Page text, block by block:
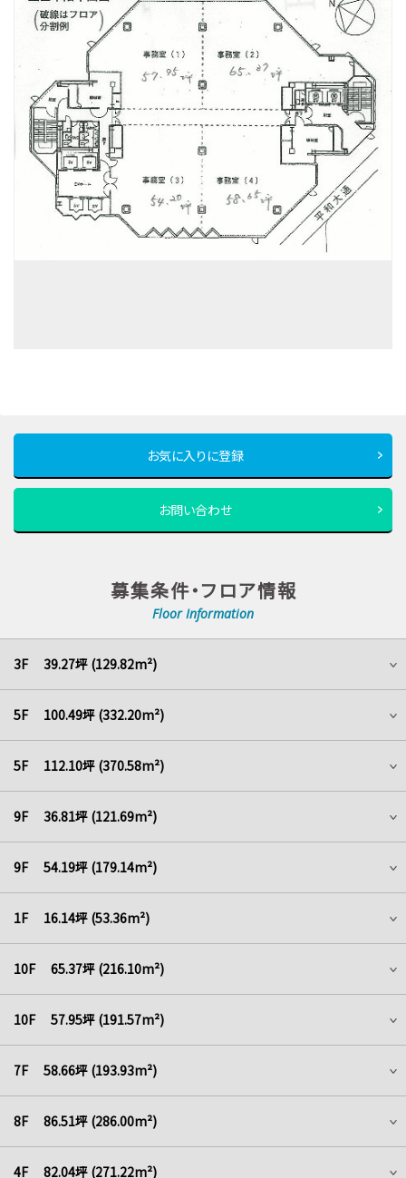
お気に入りに登録
お問い合わせ
募集条件・フロア情報
Floor Information
3F 39.27坪 (129.82m²)
5F 100.49坪 (332.20m²)
5F 112.10坪 (370.58m²)
9F 36.81坪 (121.69m²)
9F 54.19坪 (179.14m²)
1F 16.14坪 (53.36m²)
10F 65.37坪 (216.10m²)
10F 57.95坪 (191.57m²)
7F 58.66坪 (193.93m²)
8F 86.51坪 (286.00m²)
4F 82.04坪 (271.22m²)